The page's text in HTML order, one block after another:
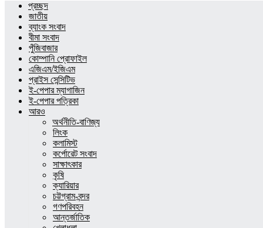
প্রচ্ছদ
জাতীয়
ব্যাংক সংবাদ
বীমা সংবাদ
পুঁজিবাজার
কোম্পানি প্রোফাইল
এজিএম/ইজিএম
প্রাইস সেন্সিটিভ
ই-পেপার ম্যাগাজিন
ই-পেপার পত্রিকা
আরও
অর্থনীতি-বাণিজ্য
লিংক
কলামিস্ট
কর্পোরেট সংবাদ
সাক্ষাৎকার
কৃষি
ক্যারিয়ার
চট্টগ্রাম-বন্দর
গণপরিবহন
আন্তর্জাতিক